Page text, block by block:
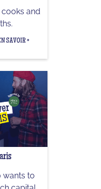
and
SAVOIR +
wants to